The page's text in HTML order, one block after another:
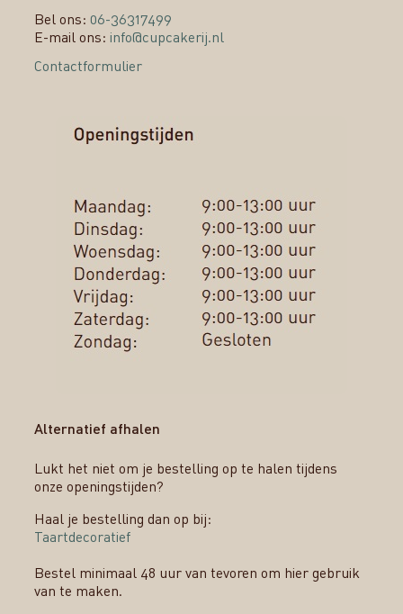
Bel ons: 06-36317499
E-mail ons: info@cupcakerij.nl
Contactformulier
Alternatief afhalen
Lukt het niet om je bestelling op te halen tijdens
onze openingstijden?
Haal je bestelling dan op bij:
Taartdecoratief
Bestel minimaal 48 uur van tevoren om hier gebruik
van te maken.